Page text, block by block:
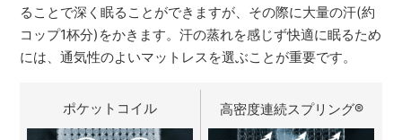
ることで深く眠ることができますが、その際に大量の汗(約
コップ1杯分)をかきます。汗の蒸れを感じず快適に眠るため
には、通気性のよいマットレスを選ぶことが重要です。
ポケットコイル 高密度連続スプリング®